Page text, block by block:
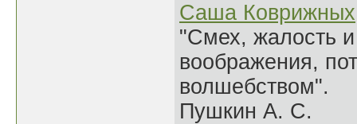
Саша Коврижных
"Смех, жалость
воображения,
волшебством".
Пушкин А. С.